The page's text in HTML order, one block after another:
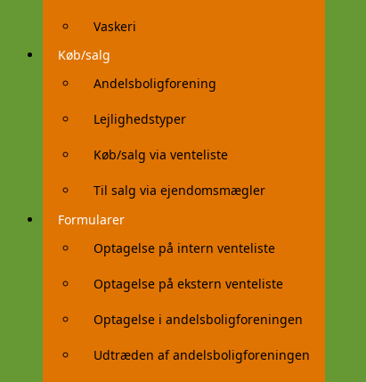
Vaskeri
Køb/salg
Andelsboligforening
Lejlighedstyper
Køb/salg via venteliste
Til salg via ejendomsmægler
Formularer
Optagelse på intern venteliste
Optagelse på ekstern venteliste
Optagelse i andelsboligforeningen
Udtræden af andelsboligforeningen